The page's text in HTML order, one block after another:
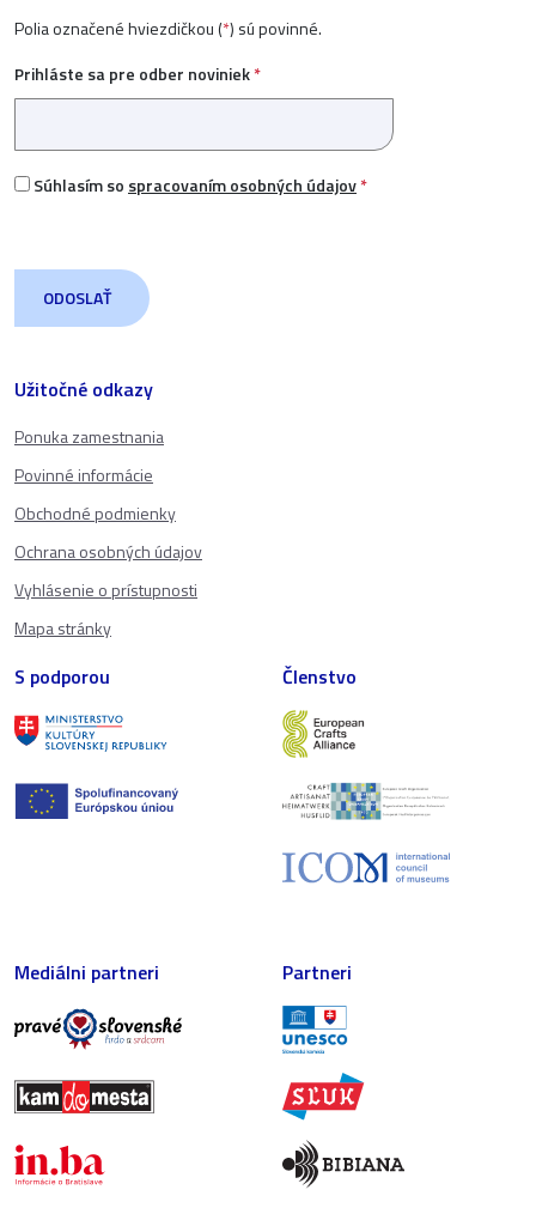
Užitočné odkazy
Ponuka zamestnania
Povinné informácie
Obchodné podmienky
Ochrana osobných údajov
Vyhlásenie o prístupnosti
Mapa stránky
Polia označené hviezdičkou (*) sú povinné.
Prihláste sa pre odber noviniek*
Súhlasím so spracovaním osobných údajov*
S podporou Členstvo
Mediálni partneri Partneri